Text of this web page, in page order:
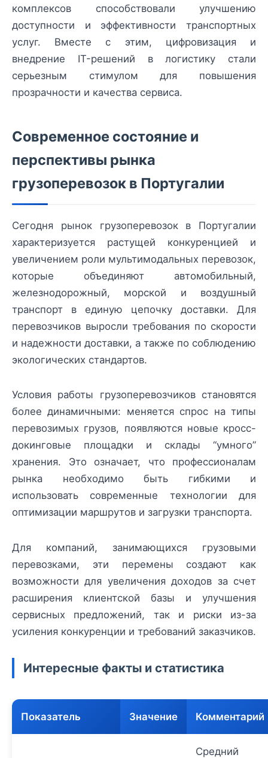
комплексов способствовали улучшению
доступности и эффективности транспортных
услуг. Вместе с этим, цифровизация и
внедрение IT-решений в логистику стали
серьезным стимулом для повышения
прозрачности и качества сервиса.
Современное состояние и
перспективы рынка
грузоперевозок в Португалии
Сегодня рынок грузоперевозок в Португалии
характеризуется растущей конкуренцией и
увеличением роли мультимодальных перевозок,
которые объединяют автомобильный,
железнодорожный, морской и воздушный
транспорт в единую цепочку доставки. Для
перевозчиков выросли требования по скорости
и надежности доставки, а также по соблюдению
экологических стандартов.
Условия работы грузоперевозчиков становятся
более динамичными: меняется спрос на типы
перевозимых грузов, появляются новые кросс-
докинговые площадки и склады “умного”
хранения. Это означает, что профессионалам
рынка необходимо быть гибкими и
использовать современные технологии для
оптимизации маршрутов и загрузки транспорта.
Для компаний, занимающихся грузовыми
перевозками, эти перемены создают как
возможности для увеличения доходов за счет
расширения клиентской базы и улучшения
сервисных предложений, так и риски из-за
усиления конкуренции и требований заказчиков.
Интересные факты и статистика
Показатель Значение Комментарий
Средний